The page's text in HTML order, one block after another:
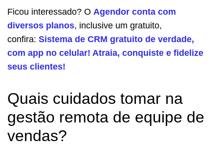
Ficou interessado? O Agendor conta com
diversos planos, inclusive um gratuito,
confira: Sistema de CRM gratuito de verdade,
com app no celular! Atraia, conquiste e fidelize
seus clientes!
Quais cuidados tomar na
gestão remota de equipe de
vendas?